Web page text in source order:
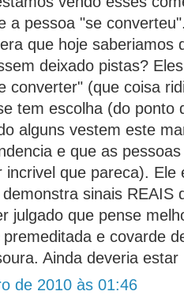
a pessoa "se
que hoje saberiamos
deixado pistas?
converter" (que coisa
tem escolha (do ponto
alguns vestem este
e que as
incrivel que pareca). Ele
sinais REAIS
julgado que pense
e covarde
Ainda deveria estar
de 2010 às 01:46